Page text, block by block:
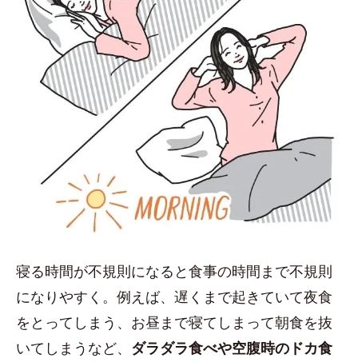
寝る時間が不規則になると食事の時間まで不規則
になりやすく。例えば、遅くまで起きていて夜食
をとってしまう、お昼まで寝てしまって朝食を抜
いてしまうなど、 ダラダラ食べや空腹時のドカ食